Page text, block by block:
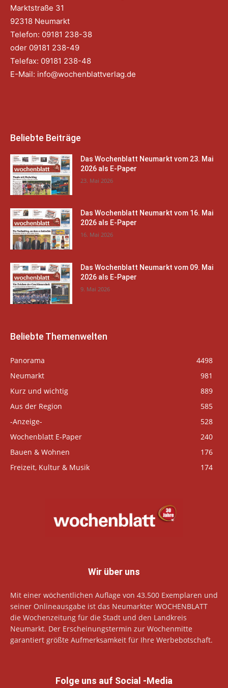
Marktstraße 31
92318 Neumarkt
Telefon: 09181 238-38
oder 09181 238-49
Telefax: 09181 238-48
E-Mail: info@wochenblattverlag.de
Beliebte Beiträge
Das Wochenblatt Neumarkt vom 23. Mai
2026 als E-Paper
23. Mai 2026
Das Wochenblatt Neumarkt vom 16. Mai
2026 als E-Paper
16. Mai 2026
Das Wochenblatt Neumarkt vom 09. Mai
2026 als E-Paper
9. Mai 2026
Beliebte Themenwelten
Panorama
4498
Neumarkt
981
Kurz und wichtig
889
Aus der Region
585
-Anzeige-
528
Wochenblatt E-Paper
240
Bauen & Wohnen
176
Freizeit, Kultur & Musik
174
Wir über uns
Mit einer wöchentlichen Auflage von 43.500 Exemplaren und
seiner Onlineausgabe ist das Neumarkter WOCHENBLATT
die Wochenzeitung für die Stadt und den Landkreis
Neumarkt. Der Erscheinungstermin zur Wochenmitte
garantiert größte Aufmerksamkeit für Ihre Werbebotschaft.
Folge uns auf Social -Media